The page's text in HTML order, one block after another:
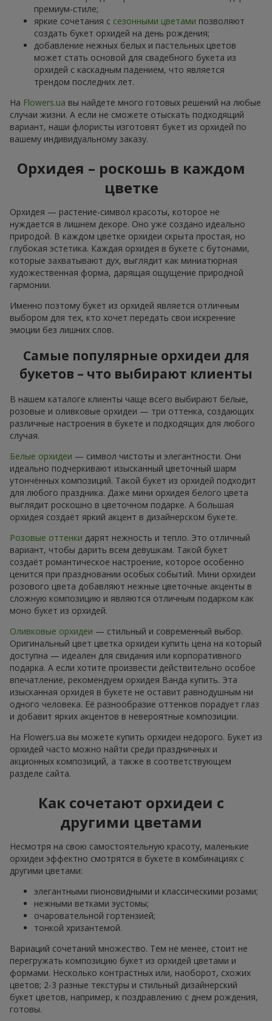
премиум-стиле;
яркие сочетания с сезонными цветами позволяют
создать букет орхидей на день рождения;
добавление нежных белых и пастельных цветов
может стать основой для свадебного букета из
орхидей с каскадным падением, что является
трендом последних лет.
На Flowers.ua вы найдете много готовых решений на любые
случаи жизни. А если не сможете отыскать подходящий
вариант, наши флористы изготовят букет из орхидей по
вашему индивидуальному заказу.
Орхидея – роскошь в каждом
цветке
Орхидея — растение-символ красоты, которое не
нуждается в лишнем декоре. Оно уже создано идеально
природой. В каждом цветке орхидеи скрыта простая, но
глубокая эстетика. Каждая орхидея в букете с бутонами,
которые захватывают дух, выглядит как миниатюрная
художественная форма, дарящая ощущение природной
гармонии.
Именно поэтому букет из орхидей является отличным
выбором для тех, кто хочет передать свои искренние
эмоции без лишних слов.
Самые популярные орхидеи для
букетов – что выбирают клиенты
В нашем каталоге клиенты чаще всего выбирают белые,
розовые и оливковые орхидеи — три оттенка, создающих
различные настроения в букете и подходящих для любого
случая.
Белые орхидеи — символ чистоты и элегантности. Они
идеально подчеркивают изысканный цветочный шарм
утончённых композиций. Такой букет из орхидей подходит
для любого праздника. Даже мини орхидея белого цвета
выглядит роскошно в цветочном подарке. А большая
орхидея создаёт яркий акцент в дизайнерском букете.
Розовые оттенки дарят нежность и тепло. Это отличный
вариант, чтобы дарить всем девушкам. Такой букет
создаёт романтическое настроение, которое особенно
ценится при праздновании особых событий. Мини орхидеи
розового цвета добавляют нежные цветочные акценты в
сложную композицию и являются отличным подарком как
моно букет из орхидей.
Оливковые орхидеи — стильный и современный выбор.
Оригинальный цвет цветка орхидеи купить цена на который
доступна — идеален для свидания или корпоративного
подарка. А если хотите произвести действительно особое
впечатление, рекомендуем орхидея Ванда купить. Эта
изысканная орхидея в букете не оставит равнодушным ни
одного человека. Её разнообразие оттенков порадует глаз
и добавит ярких акцентов в невероятные композиции.
На Flowers.ua вы можете купить орхидеи недорого. Букет из
орхидей часто можно найти среди праздничных и
акционных композиций, а также в соответствующем
разделе сайта.
Как сочетают орхидеи с
другими цветами
Несмотря на свою самостоятельную красоту, маленькие
орхидеи эффектно смотрятся в букете в комбинациях с
другими цветами:
элегантными пионовидными и классическими розами;
нежными ветками эустомы;
очаровательной гортензией;
тонкой хризантемой.
Вариаций сочетаний множество. Тем не менее, стоит не
перегружать композицию букет из орхидей цветами и
формами. Несколько контрастных или, наоборот, схожих
цветов; 2-3 разные текстуры и стильный дизайнерский
букет цветов, например, к поздравлению с днем рождения,
готовы.